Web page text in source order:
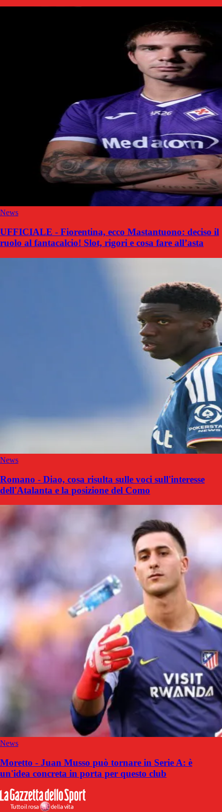
News
UFFICIALE - Fiorentina, ecco Mastantuono: deciso il
ruolo al fantacalcio! Slot, rigori e cosa fare all’asta
News
Romano - Diao, cosa risulta sulle voci sull'interesse
dell'Atalanta e la posizione del Como
News
Moretto - Juan Musso può tornare in Serie A: è
un'idea concreta in porta per questo club